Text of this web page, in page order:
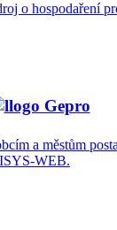
o hospodaření
a městům
WEB.